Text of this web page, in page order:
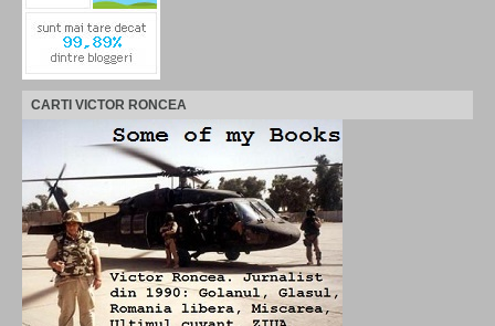
CARTI VICTOR RONCEA